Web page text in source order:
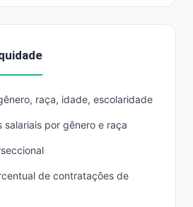
raça, idade, escolaridade
salariais por gênero e raça
de contratações de